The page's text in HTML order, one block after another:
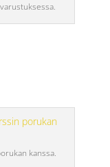
kanssa.